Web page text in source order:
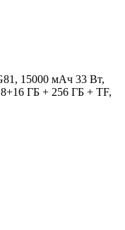
15000 мАч 33 Вт,
ГБ + 256 ГБ + TF,